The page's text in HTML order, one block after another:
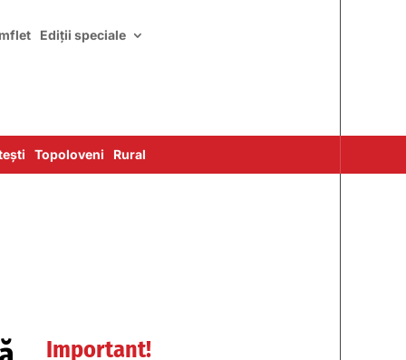
Ediții speciale
Topoloveni Rural
Important!